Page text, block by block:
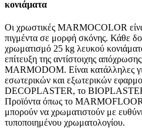
κονιάματα
Οι χρωστικές MARMOCOLOR
πιγμέντα σε μορφή σκόνης. Κάθε
χρωματισμό 25 kg λευκού
επίτευξη της αντίστοιχης
MARMODOM. Είναι κατάλληλες
εσωτερικών και εξωτερικών
DECOPLASTER, το
Προϊόντα όπως το
μπορούν να χρωματιστούν με
τυποποιημένου χρωματολογίου.